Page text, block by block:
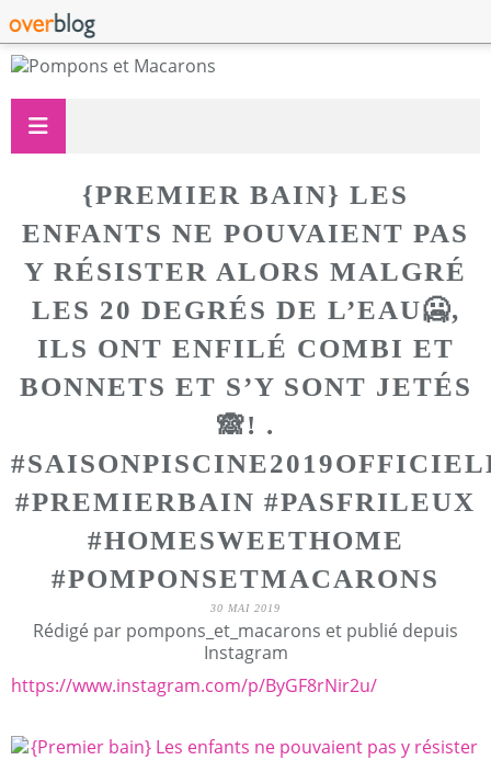
{PREMIER BAIN} LES
ENFANTS NE POUVAIENT PAS
Y RÉSISTER ALORS MALGRÉ
LES 20 DEGRÉS DE L’EAU🥶,
ILS ONT ENFILÉ COMBI ET
BONNETS ET S’Y SONT JETÉS
🙈! .
#PREMIERBAIN #PASFRILEUX
#HOMESWEETHOME
#POMPONSETMACARONS
30 MAI 2019
Rédigé par pompons_et_macarons et publié depuis
Instagram
https://www.instagram.com/p/ByGF8rNir2u/